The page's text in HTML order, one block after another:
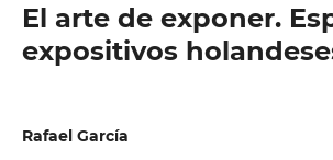
El arte de exponer.
expositivos
Rafael García